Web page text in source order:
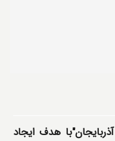
هدف ایجاد